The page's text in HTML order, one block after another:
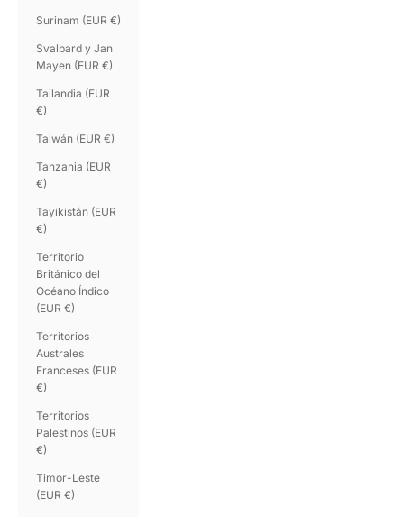
Surinam (EUR €)
Svalbard y Jan
Mayen (EUR €)
Tailandia (EUR
€)
Taiwán (EUR €)
Tanzania (EUR
€)
Tayikistán (EUR
€)
Territorio
Británico del
Océano Índico
(EUR €)
Territorios
Australes
Franceses (EUR
€)
Territorios
Palestinos (EUR
€)
Timor-Leste
(EUR €)